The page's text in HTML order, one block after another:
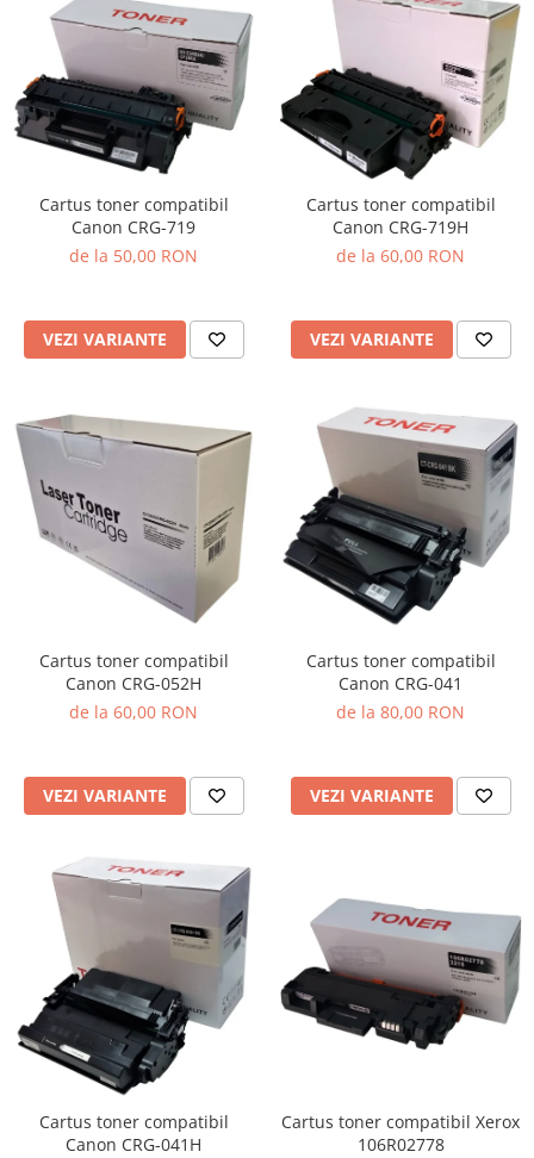
Cartus toner compatibil
Canon CRG-719
de la 50,00 RON
VEZI VARIANTE
Cartus toner compatibil
Canon CRG-719H
de la 60,00 RON
VEZI VARIANTE
Cartus toner compatibil
Canon CRG-052H
de la 60,00 RON
VEZI VARIANTE
Cartus toner compatibil
Canon CRG-041
de la 80,00 RON
VEZI VARIANTE
Cartus toner compatibil
Canon CRG-041H
Cartus toner compatibil Xerox
106R02778